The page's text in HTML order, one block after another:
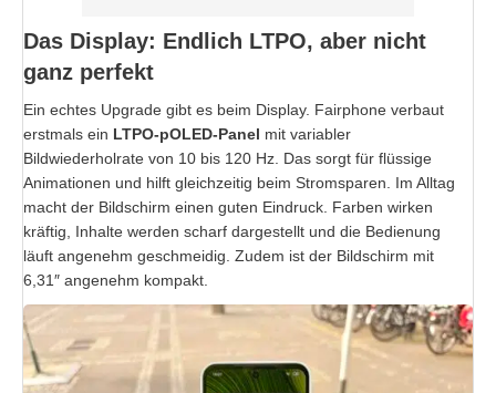
Das Display: Endlich LTPO, aber nicht
ganz perfekt
Ein echtes Upgrade gibt es beim Display. Fairphone verbaut
erstmals ein LTPO-pOLED-Panel mit variabler
Bildwiederholrate von 10 bis 120 Hz. Das sorgt für flüssige
Animationen und hilft gleichzeitig beim Stromsparen. Im Alltag
macht der Bildschirm einen guten Eindruck. Farben wirken
kräftig, Inhalte werden scharf dargestellt und die Bedienung
läuft angenehm geschmeidig. Zudem ist der Bildschirm mit
6,31″ angenehm kompakt.